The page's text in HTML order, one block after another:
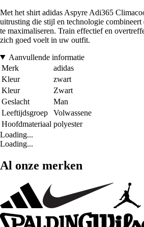
Met het shirt adidas Aspyre Adi365
uitrusting die stijl en technologie
te maximaliseren. Train effectief en
zich goed voelt in uw outfit.
Aanvullende informatie
Merk
adidas
Kleur
zwart
Kleur
Zwart
Geslacht
Man
Leeftijdsgroep
Volwassene
Hoofdmateriaal polyester
Loading...
Loading...
Al onze merken